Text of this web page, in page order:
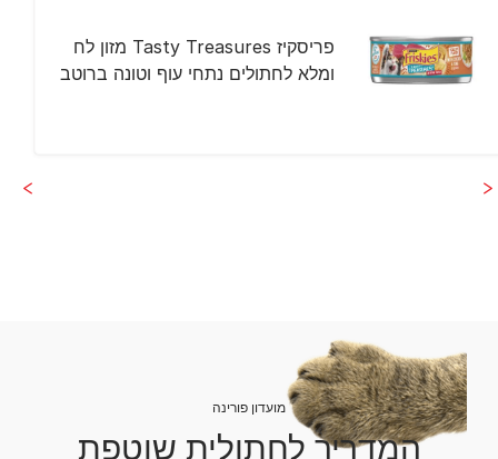
פריסקיז Tasty Treasures מזון לח
ומלא לחתולים נתחי עוף וטונה ברוטב
מועדון פורינה
המדריך לחתולית שוטפת